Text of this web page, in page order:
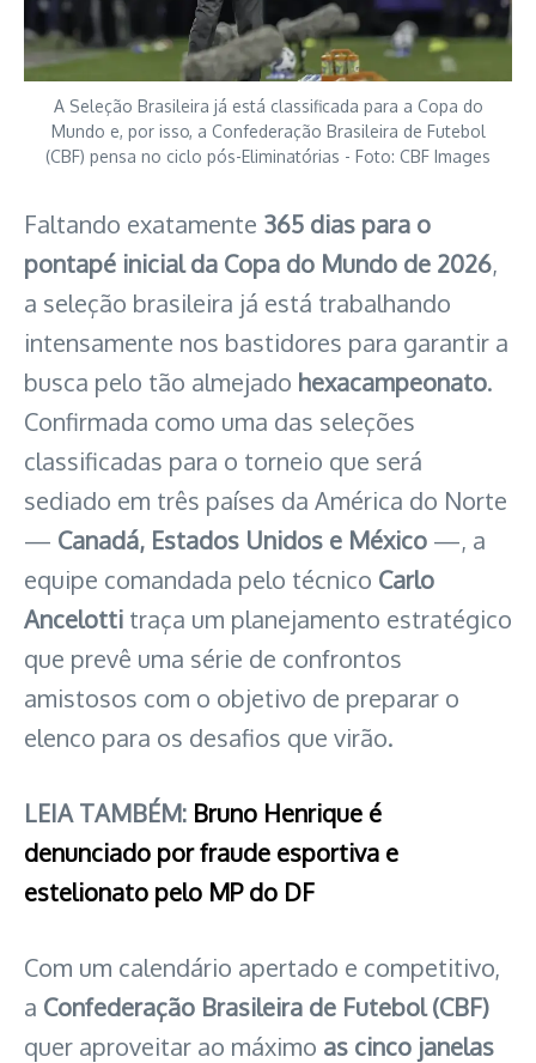
A Seleção Brasileira já está classificada para a Copa do
Mundo e, por isso, a Confederação Brasileira de Futebol
(CBF) pensa no ciclo pós-Eliminatórias - Foto: CBF Images
Faltando exatamente 365 dias para o
pontapé inicial da Copa do Mundo de 2026,
a seleção brasileira já está trabalhando
intensamente nos bastidores para garantir a
busca pelo tão almejado hexacampeonato.
Confirmada como uma das seleções
classificadas para o torneio que será
sediado em três países da América do Norte
— Canadá, Estados Unidos e México —, a
equipe comandada pelo técnico Carlo
Ancelotti traça um planejamento estratégico
que prevê uma série de confrontos
amistosos com o objetivo de preparar o
elenco para os desafios que virão.
LEIA TAMBÉM: Bruno Henrique é
denunciado por fraude esportiva e
estelionato pelo MP do DF
Com um calendário apertado e competitivo,
a Confederação Brasileira de Futebol (CBF)
quer aproveitar ao máximo as cinco janelas